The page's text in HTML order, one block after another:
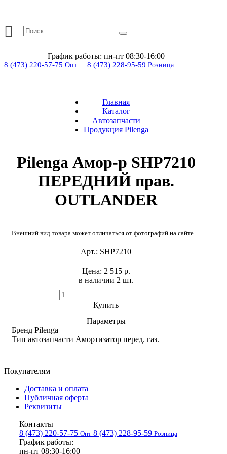
График работы: пн-пт 08:30-16:00
8 (473) 220-57-75 Опт 8 (473) 228-95-59 Розница
Главная
Каталог
Автозапчасти
Продукция Pilenga
Pilenga Амор-р SHP7210
ПЕРЕДНИЙ прав.
OUTLANDER
Внешний вид товара может отличаться от фотографий на сайте.
Арт.: SHP7210
в наличии 2 шт. ​
Цена: 2 515 р.
Купить
Параметры
Бренд Pilenga
Тип автозапчасти Амортизатор перед. газ.
Покупателям
Доставка и оплата
Публичная оферта
Реквизиты
Контакты
8 (473) 220-57-75 Опт 8 (473) 228-95-59 Розница
График работы:
пн-пт 08:30-16:00